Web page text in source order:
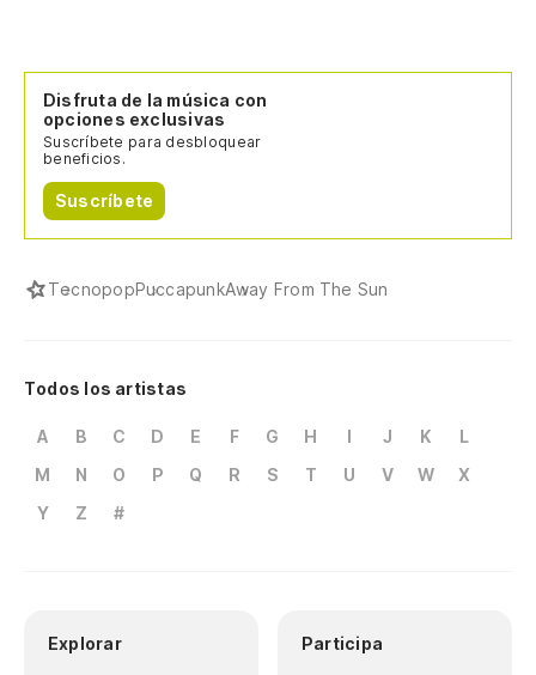
Disfruta de la música con
opciones exclusivas
Suscríbete para desbloquear
beneficios.
Suscríbete
TecnopopPuccapunkAway From The Sun
Todos los artistas
A B C D E F G H I J K
L
M
N O P Q R S T U V W
X
Y
Z #
Explorar Participa